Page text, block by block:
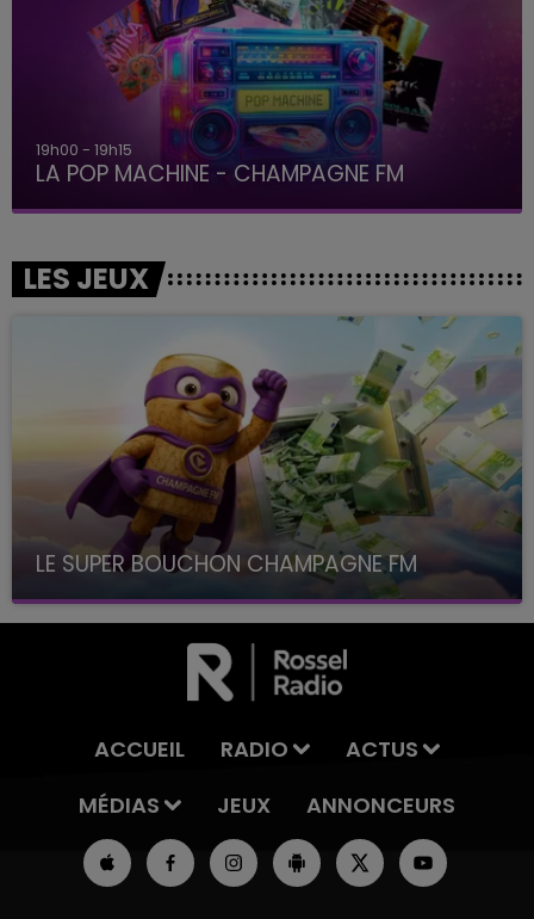
19h00 - 19h15
LA POP MACHINE - CHAMPAGNE FM
LES JEUX
LE SUPER BOUCHON CHAMPAGNE FM
avec La Famille Champagne FM, à 8H10
ACCUEIL RADIO
ACTUS
MÉDIAS
JEUX ANNONCEURS